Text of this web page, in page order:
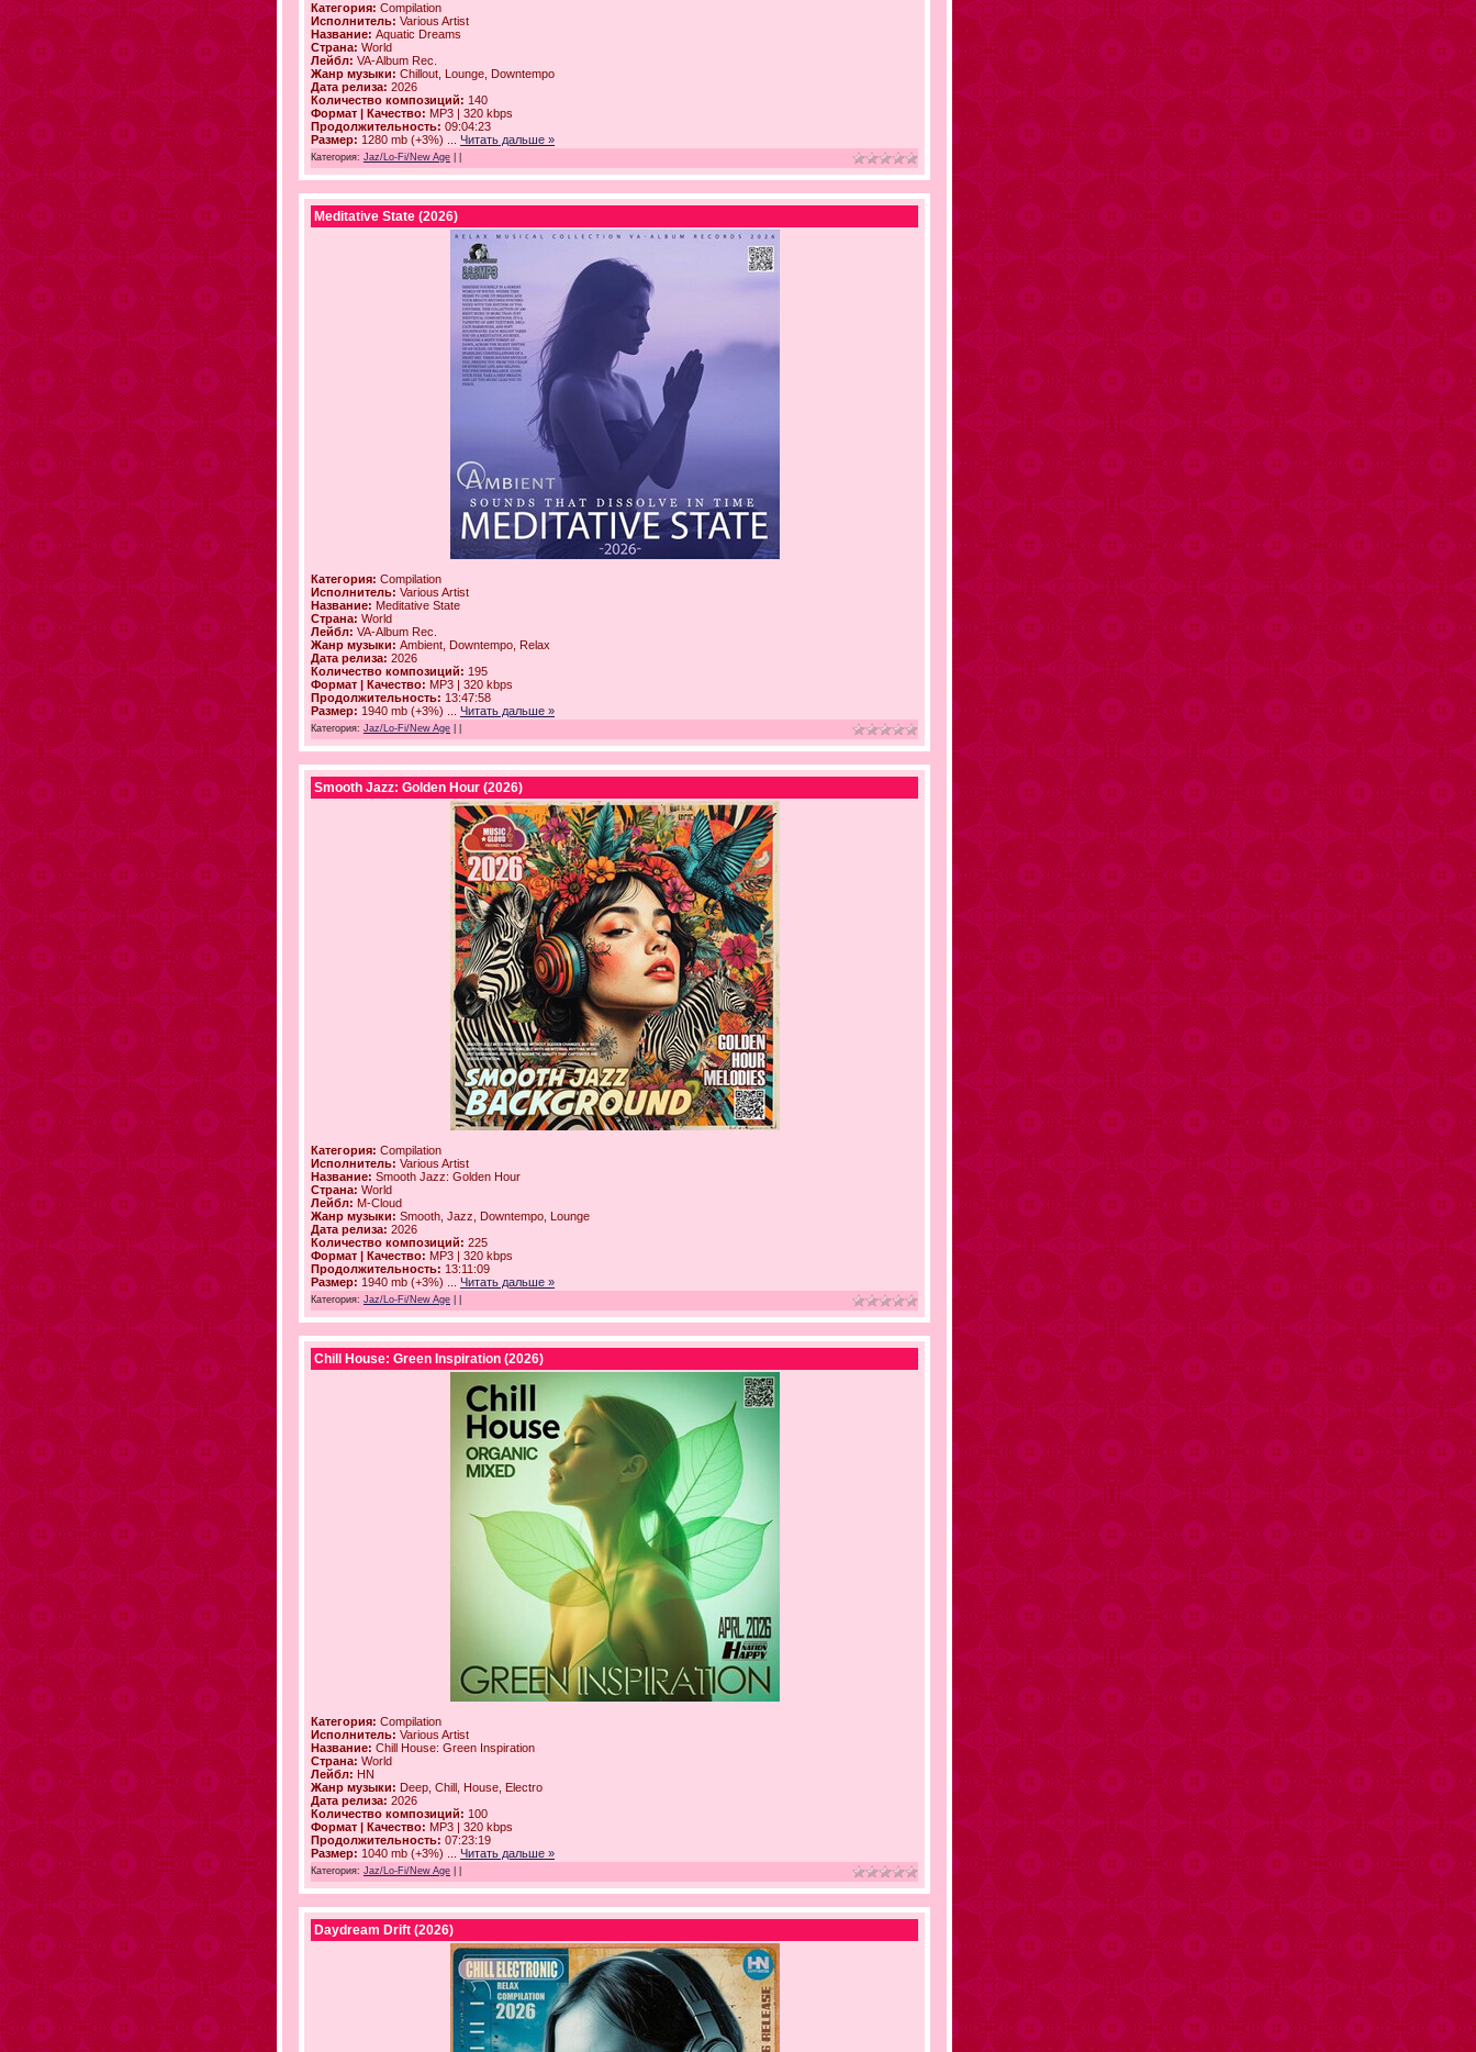
Категория: Compilation
Исполнитель: Various Artist
Название: Aquatic Dreams
Страна: World
Лейбл: VA-Album Rec.
Жанр музыки: Chillout, Lounge, Downtempo
Дата релиза: 2026
Количество композиций: 140
Формат | Качество: MP3 | 320 kbps
Продолжительность: 09:04:23
Размер: 1280 mb (+3%) Читать дальше »
Категория: Jaz/Lo-Fi/New Age
Meditative State (2026)
Категория: Compilation
Исполнитель: Various Artist
Название: Meditative State
Страна: World
Лейбл: VA-Album Rec.
Жанр музыки: Ambient, Downtempo, Relax
Дата релиза: 2026
Количество композиций: 195
Формат | Качество: MP3 | 320 kbps
Продолжительность: 13:47:58
Размер: 1940 mb (+3%) Читать дальше »
Категория: Jaz/Lo-Fi/New Age
Smooth Jazz: Golden Hour (2026)
Категория: Compilation
Исполнитель: Various Artist
Название: Smooth Jazz: Golden Hour
Страна: World
Лейбл: M-Cloud
Жанр музыки: Smooth, Jazz, Downtempo, Lounge
Дата релиза: 2026
Количество композиций: 225
Формат | Качество: MP3 | 320 kbps
Продолжительность: 13:11:09
Размер: 1940 mb (+3%) Читать дальше »
Категория: Jaz/Lo-Fi/New Age
Chill House: Green Inspiration (2026)
Категория: Compilation
Исполнитель: Various Artist
Название: Chill House: Green Inspiration
Страна: World
Лейбл: HN
Жанр музыки: Deep, Chill, House, Electro
Дата релиза: 2026
Количество композиций: 100
Формат | Качество: MP3 | 320 kbps
Продолжительность: 07:23:19
Размер: 1040 mb (+3%) Читать дальше »
Категория: Jaz/Lo-Fi/New Age
Daydream Drift (2026)